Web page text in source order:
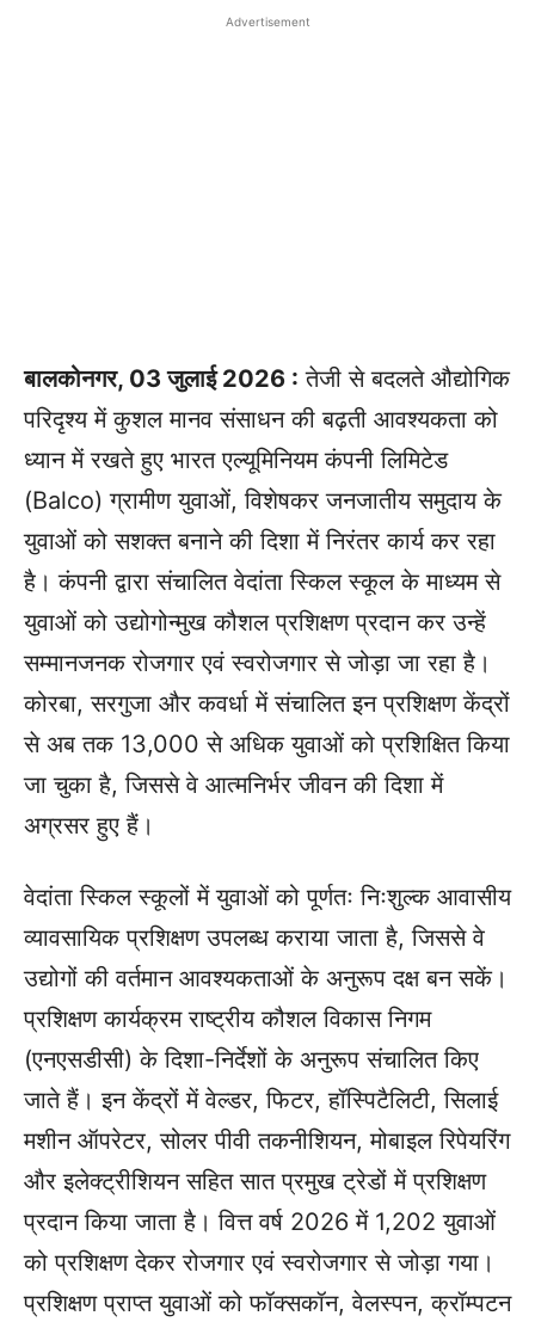
Advertisement
बालकोनगर, 03 जुलाई 2026 : तेजी से बदलते औद्योगिक
परिदृश्य में कुशल मानव संसाधन की बढ़ती आवश्यकता को
ध्यान में रखते हुए भारत एल्यूमिनियम कंपनी लिमिटेड
(Balco) ग्रामीण युवाओं, विशेषकर जनजातीय समुदाय के
युवाओं को सशक्त बनाने की दिशा में निरंतर कार्य कर रहा
है। कंपनी द्वारा संचालित वेदांता स्किल स्कूल के माध्यम से
युवाओं को उद्योगोन्मुख कौशल प्रशिक्षण प्रदान कर उन्हें
सम्मानजनक रोजगार एवं स्वरोजगार से जोड़ा जा रहा है।
कोरबा, सरगुजा और कवर्धा में संचालित इन प्रशिक्षण केंद्रों
से अब तक 13,000 से अधिक युवाओं को प्रशिक्षित किया
जा चुका है, जिससे वे आत्मनिर्भर जीवन की दिशा में
अग्रसर हुए हैं।
वेदांता स्किल स्कूलों में युवाओं को पूर्णतः निःशुल्क आवासीय
व्यावसायिक प्रशिक्षण उपलब्ध कराया जाता है, जिससे वे
उद्योगों की वर्तमान आवश्यकताओं के अनुरूप दक्ष बन सकें।
प्रशिक्षण कार्यक्रम राष्ट्रीय कौशल विकास निगम
(एनएसडीसी) के दिशा-निर्देशों के अनुरूप संचालित किए
जाते हैं। इन केंद्रों में वेल्डर, फिटर, हॉस्पिटैलिटी, सिलाई
मशीन ऑपरेटर, सोलर पीवी तकनीशियन, मोबाइल रिपेयरिंग
और इलेक्ट्रीशियन सहित सात प्रमुख ट्रेडों में प्रशिक्षण
प्रदान किया जाता है। वित्त वर्ष 2026 में 1,202 युवाओं
को प्रशिक्षण देकर रोजगार एवं स्वरोजगार से जोड़ा गया।
प्रशिक्षण प्राप्त युवाओं को फॉक्सकॉन, वेलस्पन, क्रॉम्पटन